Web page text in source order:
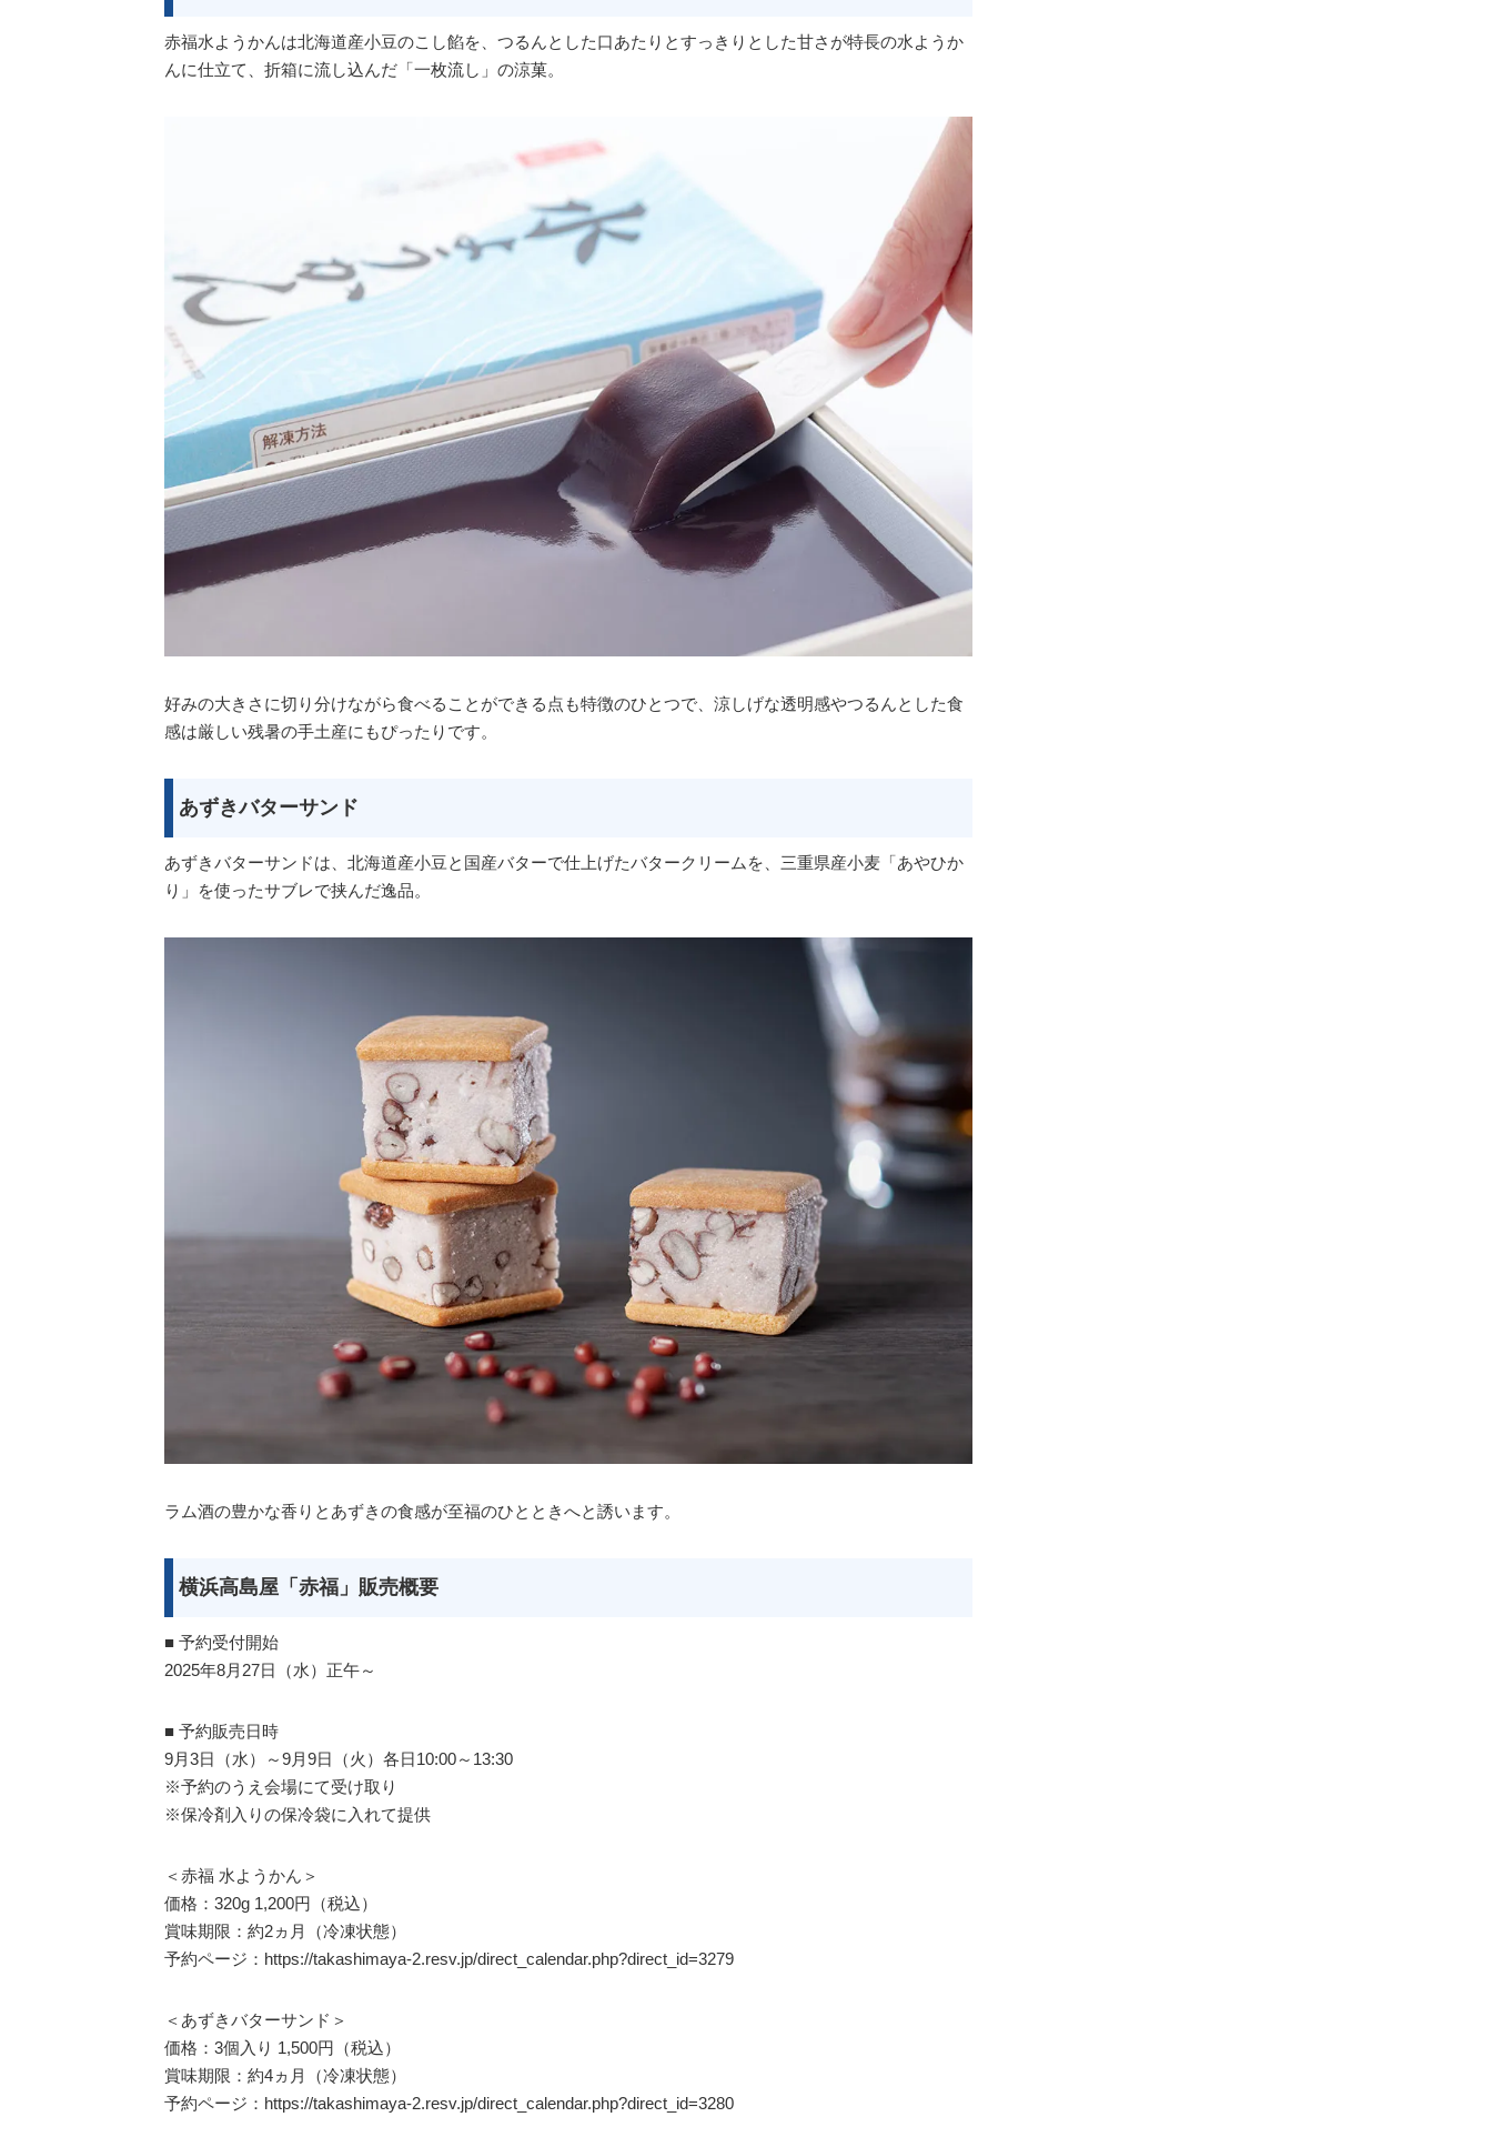
赤福水ようかんは北海道産小豆のこし餡を、つるんとした口あたりとすっきりとした甘さが特長の水ようか
んに仕立て、折箱に流し込んだ「一枚流し」の涼菓。
好みの大きさに切り分けながら食べることができる点も特徴のひとつで、涼しげな透明感やつるんとした食
感は厳しい残暑の手土産にもぴったりです。
あずきバターサンド
あずきバターサンドは、北海道産小豆と国産バターで仕上げたバタークリームを、三重県産小麦「あやひか
り」を使ったサブレで挟んだ逸品。
ラム酒の豊かな香りとあずきの食感が至福のひとときへと誘います。
横浜高島屋「赤福」販売概要
■ 予約受付開始
2025年8月27日（水）正午～
■ 予約販売日時
9月3日（水）～9月9日（火）各日10:00～13:30
※予約のうえ会場にて受け取り
※保冷剤入りの保冷袋に入れて提供
＜赤福 水ようかん＞
価格：320g 1,200円（税込）
賞味期限：約2ヵ月（冷凍状態）
予約ページ：https://takashimaya-2.resv.jp/direct_calendar.php?direct_id=3279
＜あずきバターサンド＞
価格：3個入り 1,500円（税込）
賞味期限：約4ヵ月（冷凍状態）
予約ページ：https://takashimaya-2.resv.jp/direct_calendar.php?direct_id=3280